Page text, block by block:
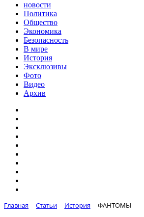
новости
Политика
Общество
Экономика
Безопасность
В мире
История
Эксклюзивы
Фото
Видео
Архив
Главная Статьи История ФАНТОМЫ